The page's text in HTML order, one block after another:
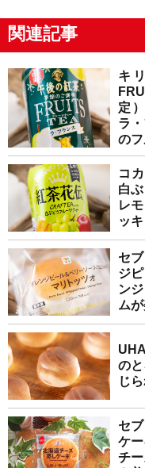
関連記事
キ
定
ラ
のフ
コ
白
レ
ッ
セ
ジ
ン
ム
の
じ
セ
ケ
チ